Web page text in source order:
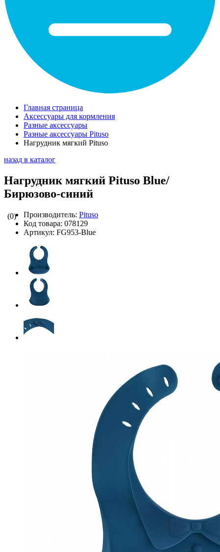
Главная страница
Аксессуары для кормления
Разные аксессуары
Разные аксессуары Pituso
Нагрудник мягкий Pituso
назад в каталог
Нагрудник мягкий Pituso Blue/
Бирюзово-синий
(0) Производитель: Pituso
Код товара: 078129
Артикул: FG953-Blue